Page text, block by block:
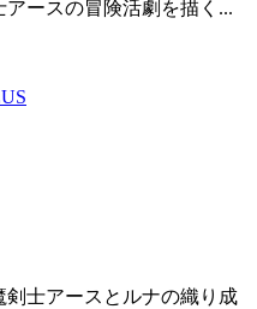
ースの冒険活劇を描く...
士アースとルナの織り成